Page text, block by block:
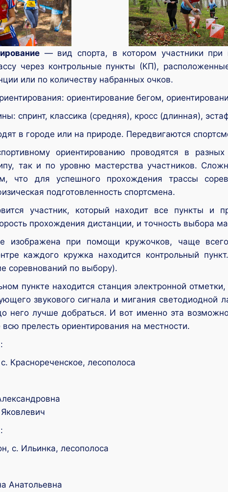
— вид спорта, в котором участники при
через контрольные пункты (КП),
или по количеству набранных очков.
ориентирование бегом,
спринт, классика (средняя), кросс (длинная),
в городе или на природе. Передвигаются
ориентированию проводятся в
так и по уровню мастерства участников.
что для успешного прохождения трассы
подготовленность спортсмена.
участник, который находит все пункты
прохождения дистанции, и точность выбора
изображена при помощи кружочков, чаще
каждого кружка находится контрольный
соревнований по выбору).
пункте находится станция электронной
звукового сигнала и мигания
него лучше добраться. И вот именно эта
всю прелесть ориентирования на местности.
Краснореченское, лесополоса
с. Ильинка, лесополоса
Анатольевна